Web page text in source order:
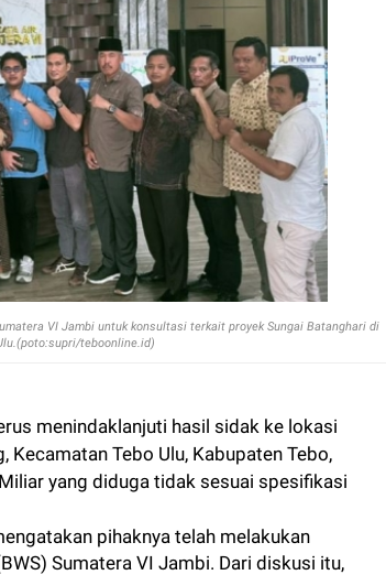
VI Jambi untuk konsultasi terkait proyek Sungai Batanghari di
teboonline.id)
menindaklanjuti hasil sidak ke lokasi
Tebo Ulu, Kabupaten Tebo,
yang diduga tidak sesuai spesifikasi
pihaknya telah melakukan
Sumatera VI Jambi. Dari diskusi itu,